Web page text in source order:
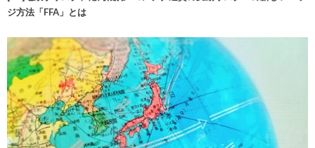
ジ方法「FFA」とは